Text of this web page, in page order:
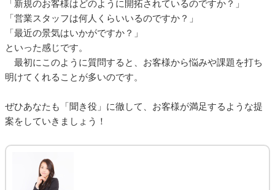
「新規のお客様はどのように開拓されているのですか？」
「営業スタッフは何人くらいいるのですか？」
「最近の景気はいかがですか？」
といった感じです。
最初にこのように質問すると、お客様から悩みや課題を打ち
明けてくれることが多いのです。
ぜひあなたも「聞き役」に徹して、お客様が満足するような提
案をしていきましょう！